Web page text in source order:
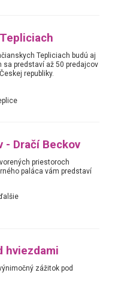
Tepliciach budú aj
sa predstaví až 50 predajcov
republiky.
- Dračí Beckov
priestoroch
paláca vám predstaví
hviezdami
zážitok pod